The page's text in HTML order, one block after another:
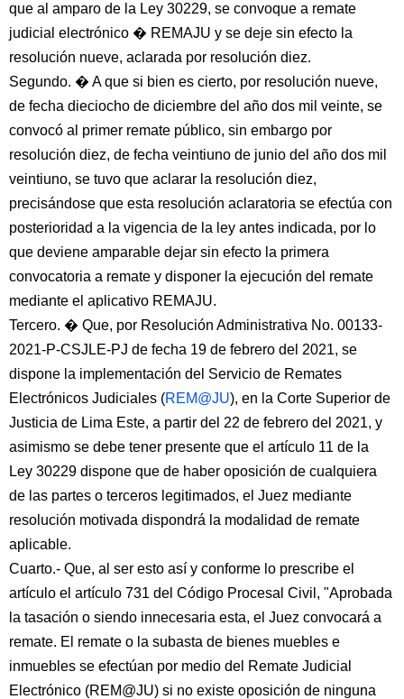
que al amparo de la Ley 30229, se convoque a remate
judicial electrónico � REMAJU y se deje sin efecto la
resolución nueve, aclarada por resolución diez.
Segundo. � A que si bien es cierto, por resolución nueve,
de fecha dieciocho de diciembre del año dos mil veinte, se
convocó al primer remate público, sin embargo por
resolución diez, de fecha veintiuno de junio del año dos mil
veintiuno, se tuvo que aclarar la resolución diez,
precisándose que esta resolución aclaratoria se efectúa con
posterioridad a la vigencia de la ley antes indicada, por lo
que deviene amparable dejar sin efecto la primera
convocatoria a remate y disponer la ejecución del remate
mediante el aplicativo REMAJU.
Tercero. � Que, por Resolución Administrativa No. 00133-
2021-P-CSJLE-PJ de fecha 19 de febrero del 2021, se
dispone la implementación del Servicio de Remates
Electrónicos Judiciales (REM@JU), en la Corte Superior de
Justicia de Lima Este, a partir del 22 de febrero del 2021, y
asimismo se debe tener presente que el artículo 11 de la
Ley 30229 dispone que de haber oposición de cualquiera
de las partes o terceros legitimados, el Juez mediante
resolución motivada dispondrá la modalidad de remate
aplicable.
Cuarto.- Que, al ser esto así y conforme lo prescribe el
artículo el artículo 731 del Código Procesal Civil, "Aprobada
la tasación o siendo innecesaria esta, el Juez convocará a
remate. El remate o la subasta de bienes muebles e
inmuebles se efectúan por medio del Remate Judicial
Electrónico (REM@JU) si no existe oposición de ninguna